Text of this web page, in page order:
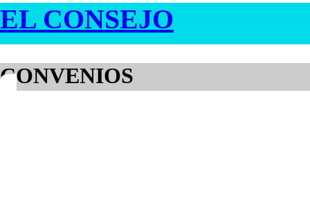
EL CONSEJO
CONVENIOS